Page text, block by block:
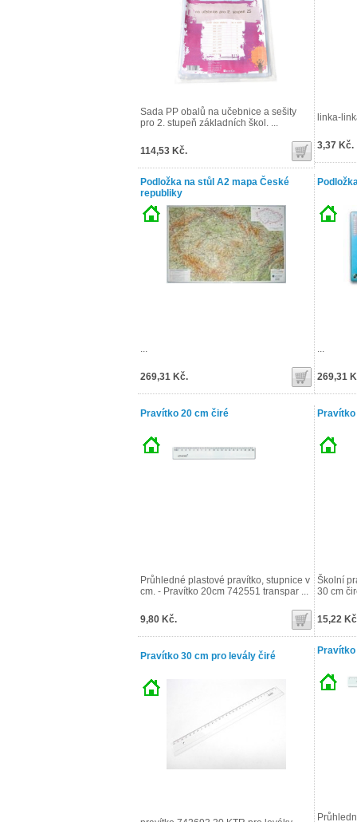
Sada PP obalů na učebnice a sešity
pro 2. stupeň základních škol. ...
114,53 Kč.
linka-
3,37 Kč.
Podložka na stůl A2 mapa České
republiky
...
269,31 Kč.
...
269,31
Pravítko 20 cm čiré
Průhledné plastové pravítko, stupnice v
cm. - Pravítko 20cm 742551 transpar ...
9,80 Kč.
Školní
30 cm
15,22
Pravítko 30 cm pro levály čiré